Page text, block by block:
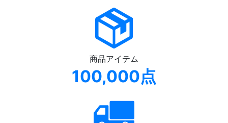
商品アイテム
100,000点